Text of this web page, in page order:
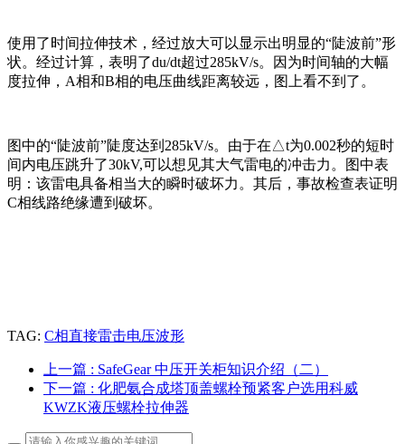
使用了时间拉伸技术，经过放大可以显示出明显的“陡波前”形
状。经过计算，表明了du/dt超过285kV/s。因为时间轴的大幅
度拉伸，A相和B相的电压曲线距离较远，图上看不到了。
图中的“陡波前”陡度达到285kV/s。由于在△t为0.002秒的短时
间内电压跳升了30kV,可以想见其大气雷电的冲击力。图中表
明：该雷电具备相当大的瞬时破坏力。其后，事故检查表证明
C相线路绝缘遭到破坏。
TAG: C相直接雷击电压波形
上一篇 : SafeGear 中压开关柜知识介绍（二）
下一篇 : 化肥氨合成塔顶盖螺栓预紧客户选用科威
KWZK液压螺栓拉伸器